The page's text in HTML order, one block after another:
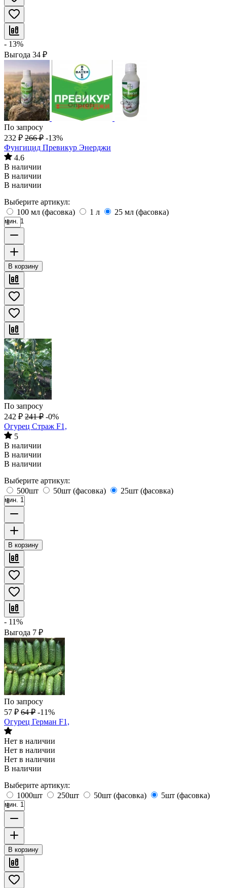
- 13%
Выгода 34 ₽
По запросу
232 ₽ 266 ₽ -13%
Фунгицид Превикур Энерджи
4.6
В наличии
В наличии
В наличии
Выберите артикул:
100 мл (фасовка)
1 л 25 мл (фасовка)
мин. 1
В корзину
По запросу
242 ₽ 241 ₽ -0%
Огурец Страж F1,
5
В наличии
В наличии
В наличии
Выберите артикул:
500шт
50шт (фасовка) 25шт (фасовка)
мин. 1
В корзину
- 11%
Выгода 7 ₽
По запросу
57 ₽ 64 ₽ -11%
Огурец Герман F1,
Нет в наличии
Нет в наличии
Нет в наличии
В наличии
Выберите артикул:
1000шт
250шт 50шт (фасовка) 5шт (фасовка)
мин. 1
В корзину